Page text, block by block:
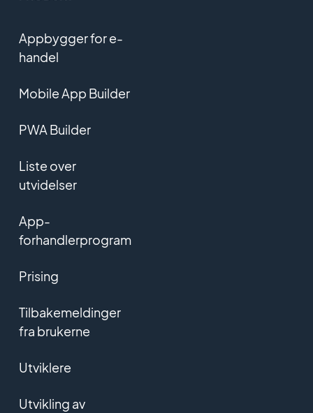
Appbygger for e-
handel
Mobile App Builder
PWA Builder
Liste over
utvidelser
App-
forhandlerprogram
Prising
Tilbakemeldinger
fra brukerne
Utviklere
Utvikling av